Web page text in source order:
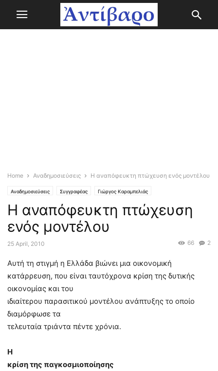
Home Αναδημοσιεύσεις H αναπόφευκτη πτώχευση ενός μοντέλου
Αναδημοσιεύσεις Συγγραφέας Γιώργος Καραμπελιάς
H αναπόφευκτη πτώχευση
ενός μοντέλου
25 April, 2010 2
66
Αυτή τη στιγμή η Ελλάδα βιώνει μια οικονομική
κατάρρευση, που είναι ταυτόχρονα κρίση της δυτικής
οικονομίας και του
ιδιαίτερου παρασιτικού μοντέλου ανάπτυξης το οποίο
διαμόρφωσε τα
τελευταία τριάντα πέντε χρόνια.
Η
κρίση της παγκοσμιοποίησης